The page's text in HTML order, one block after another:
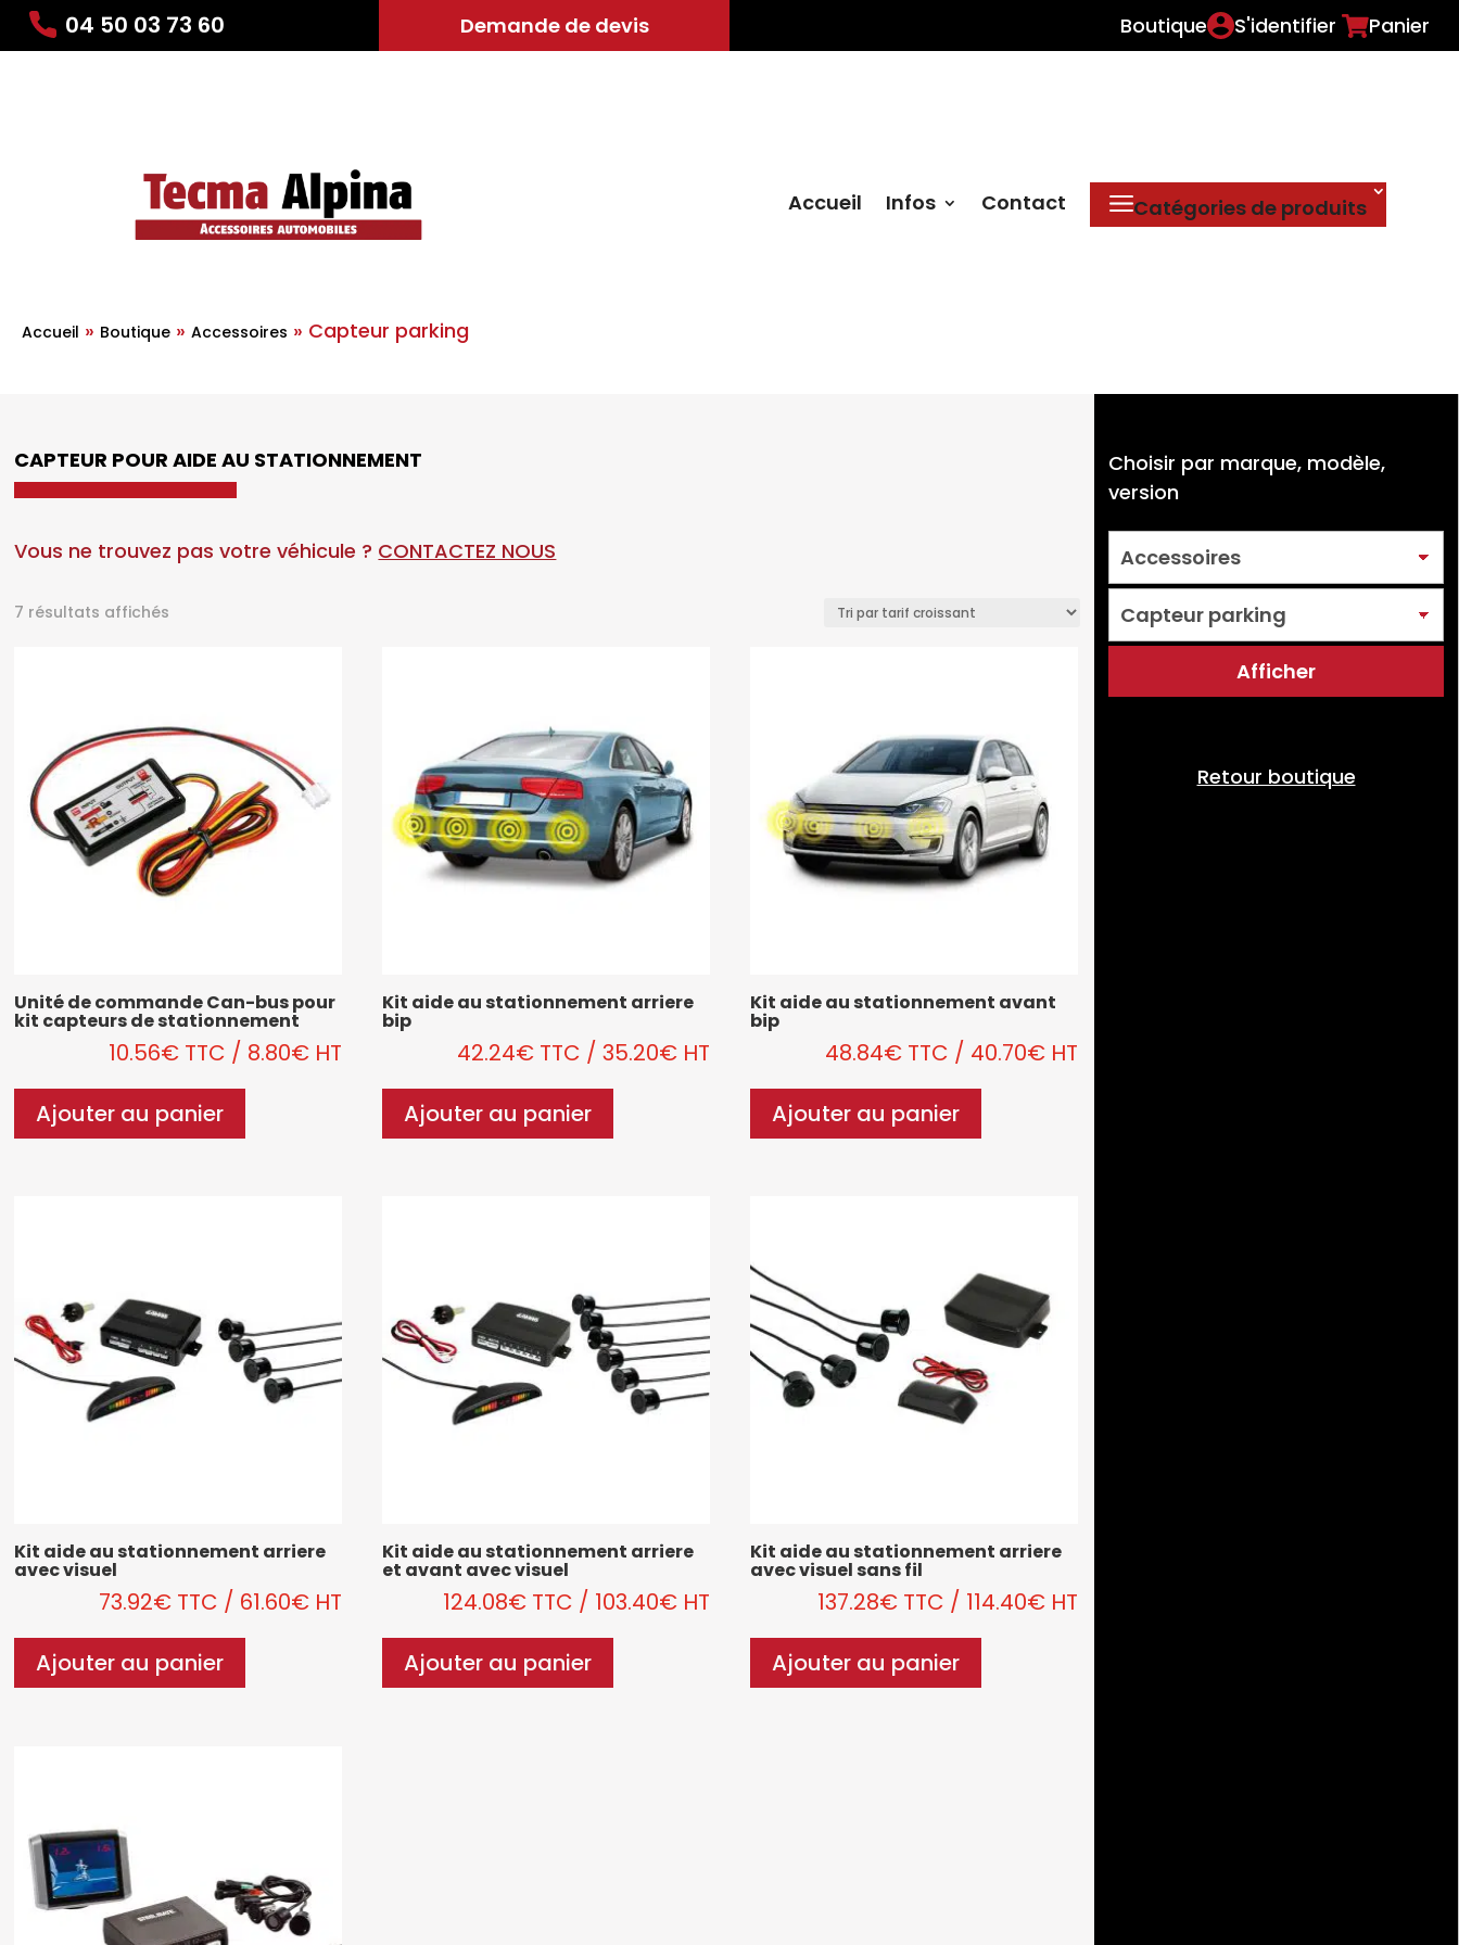
04 50 03 73 60 Demande de devis Boutique S'identifier Panier
Accueil Infos Contact Catégories de produits
Accueil » Boutique »Accessoires » Capteur parking
CAPTEUR POUR AIDE AU STATIONNEMENT
Vous ne trouvez pas votre véhicule ? CONTACTEZ NOUS
7 résultats affichés
Unité de commande Can-bus pour
kit capteurs de stationnement
10.56€ TTC / 8.80€ HT
Ajouter au panier
Kit aide au stationnement arriere
bip
42.24€ TTC /35.20€ HT
Ajouter au panier
Kit aide au stationnement avant
bip
48.84€ TTC / 40.70€ HT
Ajouter au panier
Kit aide au stationnement arriere
avec visuel
73.92€ TTC / 61.60€ HT
Ajouter au panier
Kit aide au stationnement arriere
et avant avec visuel
124.08€ TTC / 103.40€ HT
Ajouter au panier
Kit aide au stationnement arriere
avec visuel sans fil
137.28€ TTC / 114.40€ HT
Ajouter au panier
Choisir par marque, modèle,
version
Retour boutique